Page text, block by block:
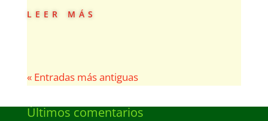
leer más
« Entradas más antiguas
Últimos comentarios